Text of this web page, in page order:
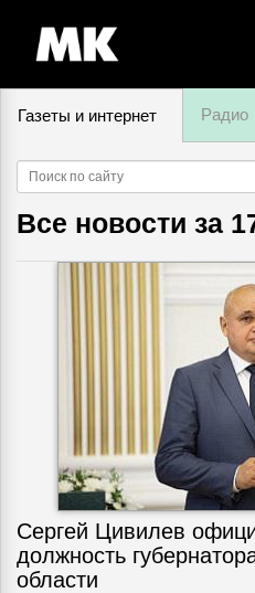
Газеты и интернет Радио
Все новости за
Сергей Цивилев
должность
области